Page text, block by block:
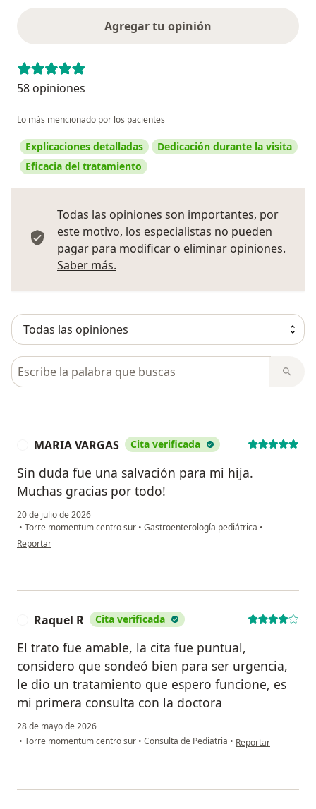
Agregar tu opinión
58 opiniones
Lo más mencionado por los pacientes
Explicaciones detalladas
Dedicación durante la visita
Eficacia del tratamiento
Todas las opiniones son importantes, por
este motivo, los especialistas no pueden
pagar para modificar o eliminar opiniones.
Saber más.
Busca en opiniones
MARIA VARGAS Cita verificada
Sin duda fue una salvación para mi hija.
Muchas gracias por todo!
20 de julio de 2026
• Torre momentum centro sur • Gastroenterología pediátrica •
en opinión del usuario MARIA VARGAS
Reportar
Raquel R Cita verificada
El trato fue amable, la cita fue puntual,
considero que sondeó bien para ser urgencia,
le dio un tratamiento que espero funcione, es
mi primera consulta con la doctora
28 de mayo de 2026
• Torre momentum centro sur • Consulta de Pediatria • en opinión del
Reportar